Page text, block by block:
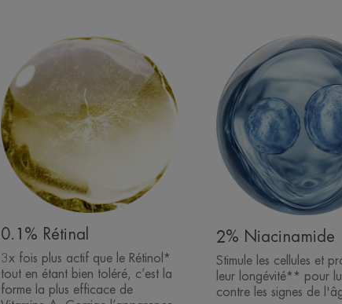
0.1% Rétinal
3x fois plus actif que le Rétinol*
tout en étant bien toléré, c’est la
forme la plus efficace de
2% Niacinamide
Stimule les cellules et
leur longévité** pour
contre les signes de